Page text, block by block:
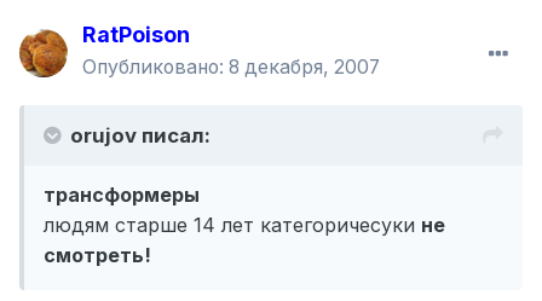
RatPoison
Опубликовано: 8 декабря, 2007
orujov писал:
трансформеры
людям старше 14 лет категоричесуки не
смотреть!